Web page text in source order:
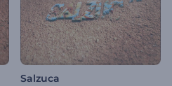
Salzuca